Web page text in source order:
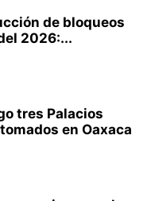
de bloqueos
2026:...
tres Palacios
en Oaxaca